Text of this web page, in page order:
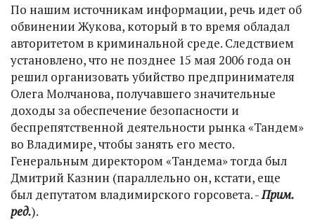
По нашим источникам информации, речь идет об
обвинении Жукова, который в то время обладал
авторитетом в криминальной среде. Следствием
установлено, что не позднее 15 мая 2006 года он
решил организовать убийство предпринимателя
Олега Молчанова, получавшего значительные
доходы за обеспечение безопасности и
беспрепятственной деятельности рынка «Тандем»
во Владимире, чтобы занять его место.
Генеральным директором «Тандема» тогда был
Дмитрий Казнин (параллельно он, кстати, еще
был депутатом владимирского горсовета. -Прим.
ред.).